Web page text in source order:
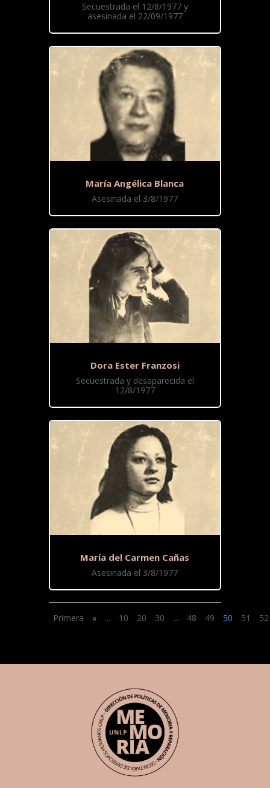
Secuestrada el 12/8/1977 y
asesinada el 22/09/1977
María Angélica Blanca
Asesinada el 3/8/1977
Dora Ester Franzosi
Secuestrada y desaparecida el
12/8/1977
María del Carmen Cañas
Asesinada el 3/8/1977
Primera « ... 10 20 30 ... 48 49 50 51 52